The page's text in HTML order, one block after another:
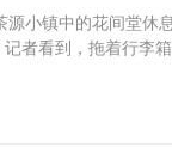
小镇中的花间堂休
者看到，拖着行李箱